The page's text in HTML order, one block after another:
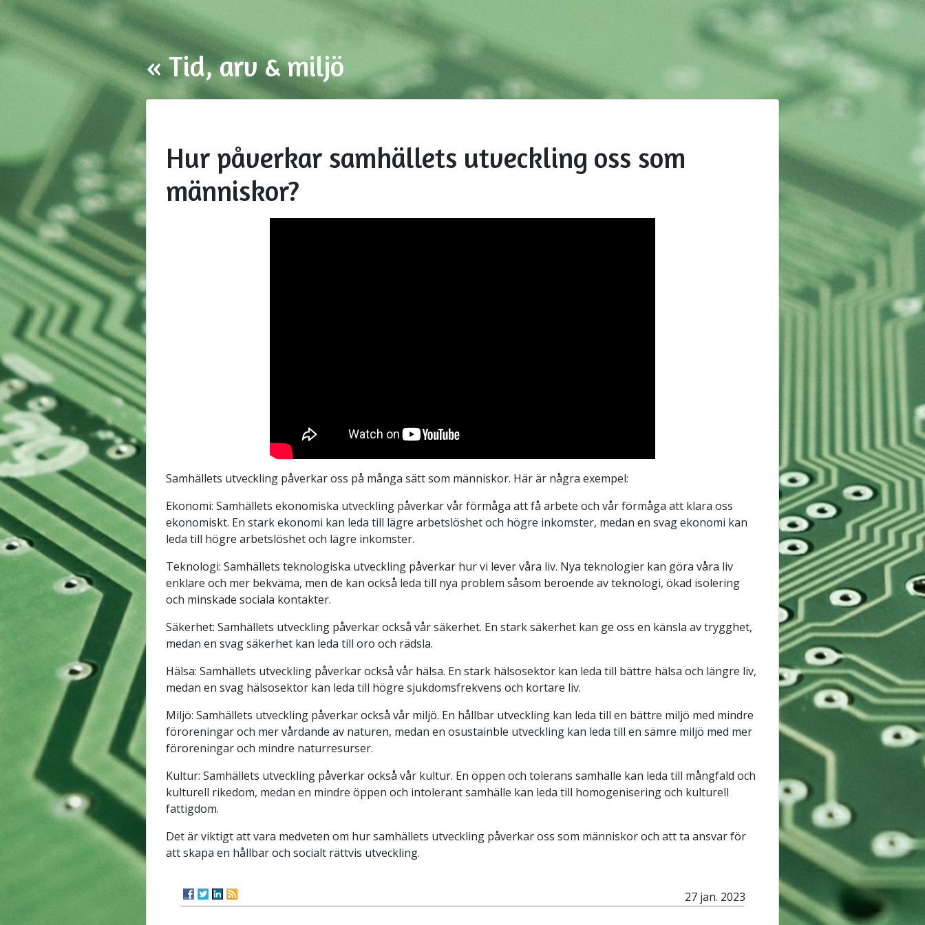
« Tid, arv & miljö
Hur påverkar samhällets utveckling oss som
människor?
Samhällets utveckling påverkar oss på många sätt som människor. Här är några exempel:
Ekonomi: Samhällets ekonomiska utveckling påverkar vår förmåga att få arbete och vår förmåga att klara oss
ekonomiskt. En stark ekonomi kan leda till lägre arbetslöshet och högre inkomster, medan en svag ekonomi kan
leda till högre arbetslöshet och lägre inkomster.
Teknologi: Samhällets teknologiska utveckling påverkar hur vi lever våra liv. Nya teknologier kan göra våra liv
enklare och mer bekväma, men de kan också leda till nya problem såsom beroende av teknologi, ökad isolering
och minskade sociala kontakter.
Säkerhet: Samhällets utveckling påverkar också vår säkerhet. En stark säkerhet kan ge oss en känsla av trygghet,
medan en svag säkerhet kan leda till oro och rädsla.
Hälsa: Samhällets utveckling påverkar också vår hälsa. En stark hälsosektor kan leda till bättre hälsa och längre liv,
medan en svag hälsosektor kan leda till högre sjukdomsfrekvens och kortare liv.
Miljö: Samhällets utveckling påverkar också vår miljö. En hållbar utveckling kan leda till en bättre miljö med mindre
föroreningar och mer vårdande av naturen, medan en osustainble utveckling kan leda till en sämre miljö med mer
föroreningar och mindre naturresurser.
Kultur: Samhällets utveckling påverkar också vår kultur. En öppen och tolerans samhälle kan leda till mångfald och
kulturell rikedom, medan en mindre öppen och intolerant samhälle kan leda till homogenisering och kulturell
fattigdom.
Det är viktigt att vara medveten om hur samhällets utveckling påverkar oss som människor och att ta ansvar för
att skapa en hållbar och socialt rättvis utveckling.
27 jan. 2023